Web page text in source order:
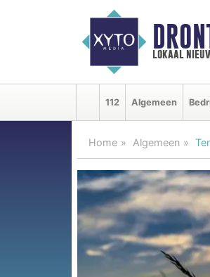
lokaal
112 Algemeen
Home Algemeen